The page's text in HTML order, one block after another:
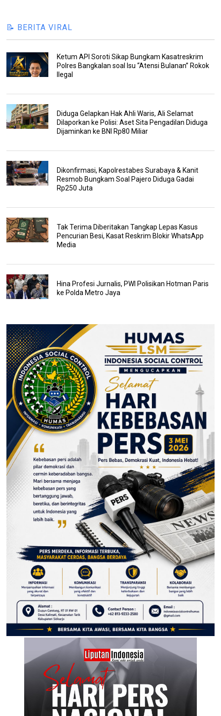
📝 BERITA VIRAL
Ketum API Soroti Sikap Bungkam Kasatreskrim
Polres Bangkalan soal Isu “Atensi Bulanan” Rokok
Ilegal
Diduga Gelapkan Hak Ahli Waris, Ali Selamat
Dilaporkan ke Polisi: Aset Sita Pengadilan Diduga
Dijaminkan ke BNI Rp80 Miliar
Dikonfirmasi, Kapolrestabes Surabaya & Kanit
Resmob Bungkam Soal Pajero Diduga Gadai
Rp250 Juta
Tak Terima Diberitakan Tangkap Lepas Kasus
Pencurian Besi, Kasat Reskrim Blokir WhatsApp
Media
Hina Profesi Jurnalis, PWI Polisikan Hotman Paris
ke Polda Metro Jaya